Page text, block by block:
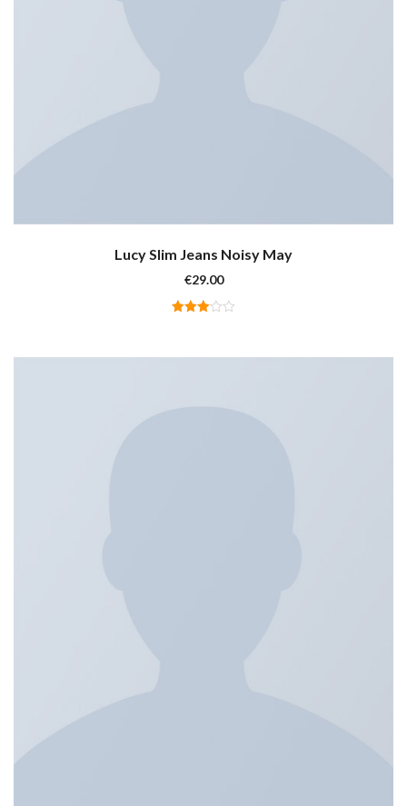
Lucy Slim Jeans Noisy May
€29.00